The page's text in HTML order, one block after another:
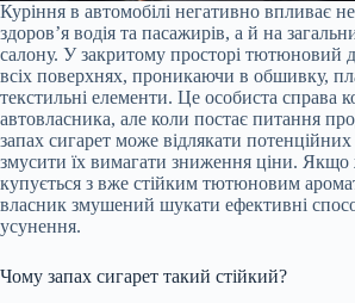
Куріння в автомобілі негативно впливає
здоров’я водія та пасажирів, а й на
салону. У закритому просторі тютюновий
всіх поверхнях, проникаючи в обшивку,
текстильні елементи. Це особиста справа
автовласника, але коли постає питання
запах сигарет може відлякати
змусити їх вимагати зниження ціни. Якщо
купується з вже стійким тютюновим
власник змушений шукати ефективні
усунення.
Чому запах сигарет такий стійкий?